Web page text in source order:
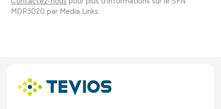
MDP3020 par Media Links.